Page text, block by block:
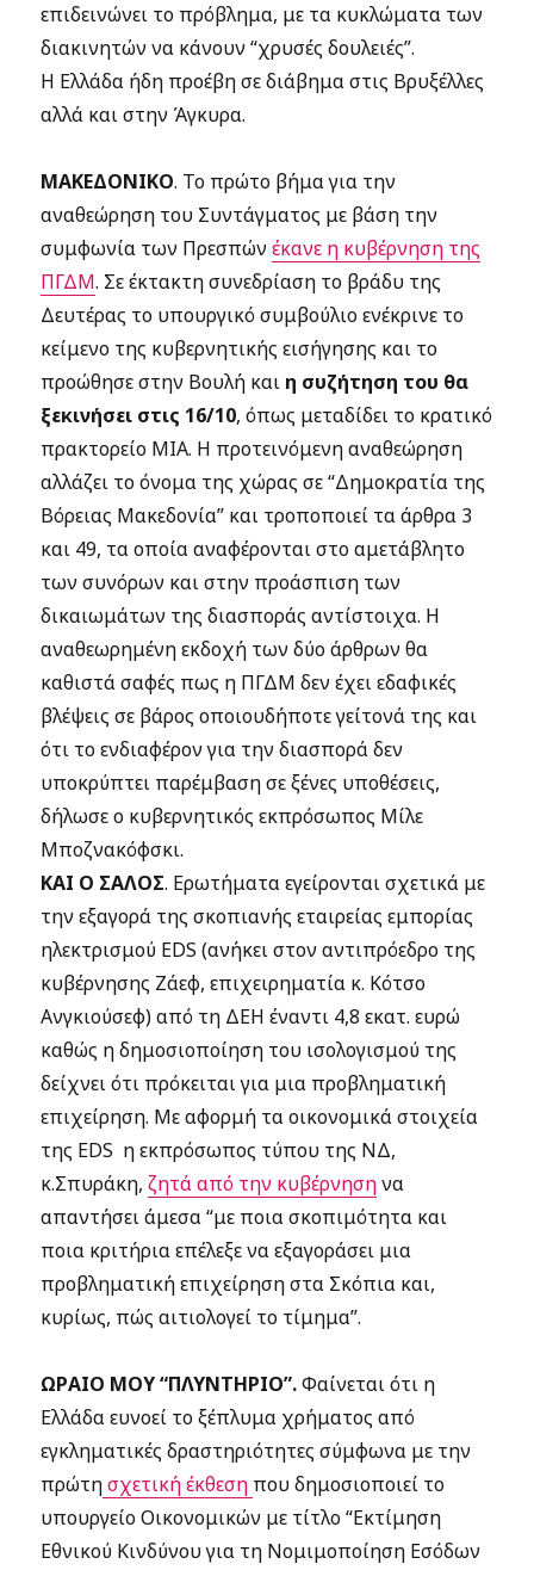
επιδεινώνει το πρόβλημα, με τα κυκλώματα των
διακινητών να κάνουν “χρυσές δουλειές”.
Η Ελλάδα ήδη προέβη σε διάβημα στις Βρυξέλλες
αλλά και στην Άγκυρα.
ΜΑΚΕΔΟΝΙΚΟ. Το πρώτο βήμα για την
αναθεώρηση του Συντάγματος με βάση την
συμφωνία των Πρεσπώνέκανε η κυβέρνηση της
ΠΓΔΜ. Σε έκτακτη συνεδρίαση το βράδυ της
Δευτέρας το υπουργικό συμβούλιο ενέκρινε το
κείμενο της κυβερνητικής εισήγησης και το
προώθησε στην Βουλή και η συζήτηση του θα
ξεκινήσει στις 16/10, όπως μεταδίδει το κρατικό
πρακτορείο MIA. Η προτεινόμενη αναθεώρηση
αλλάζει το όνομα της χώρας σε “Δημοκρατία της
Βόρειας Μακεδονία” και τροποποιεί τα άρθρα 3
και 49, τα οποία αναφέρονται στο αμετάβλητο
των συνόρων και στην προάσπιση των
δικαιωμάτων της διασποράς αντίστοιχα. Η
αναθεωρημένη εκδοχή των δύο άρθρων θα
καθιστά σαφές πως η ΠΓΔΜ δεν έχει εδαφικές
βλέψεις σε βάρος οποιουδήποτε γείτονά της και
ότι το ενδιαφέρον για την διασπορά δεν
υποκρύπτει παρέμβαση σε ξένες υποθέσεις,
δήλωσε ο κυβερνητικός εκπρόσωπος Μίλε
Μποζνακόφσκι.
ΚΑΙ Ο ΣΑΛΟΣ. Ερωτήματα εγείρονται σχετικά με
την εξαγορά της σκοπιανής εταιρείας εμπορίας
ηλεκτρισμού EDS (ανήκει στον αντιπρόεδρο της
κυβέρνησης Ζάεφ, επιχειρηματία κ. Κότσο
Ανγκιούσεφ) από τη ΔΕΗ έναντι 4,8 εκατ. ευρώ
καθώς η δημοσιοποίηση του ισολογισμού της
δείχνει ότι πρόκειται για μια προβληματική
επιχείρηση. Με αφορμή τα οικονομικά στοιχεία
της EDS η εκπρόσωπος τύπου της ΝΔ,
κ.Σπυράκη,ζητά από την κυβέρνησηνα
απαντήσει άμεσα “με ποια σκοπιμότητα και
ποια κριτήρια επέλεξε να εξαγοράσει μια
προβληματική επιχείρηση στα Σκόπια και,
κυρίως, πώς αιτιολογεί το τίμημα”.
ΩΡΑΙΟ ΜΟΥ “ΠΛΥΝΤΗΡΙΟ”.Φαίνεται ότι η
Ελλάδα ευνοεί το ξέπλυμα χρήματος από
εγκληματικές δραστηριότητες σύμφωνα με την
πρώτησχετική έκθεση που δημοσιοποιεί το
υπουργείο Οικονομικών με τίτλο “Εκτίμηση
Εθνικού Κινδύνου για τη Νομιμοποίηση Εσόδων